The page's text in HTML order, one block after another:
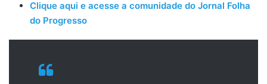
Clique aqui e acesse a comunidade do Jornal Folha
do Progresso